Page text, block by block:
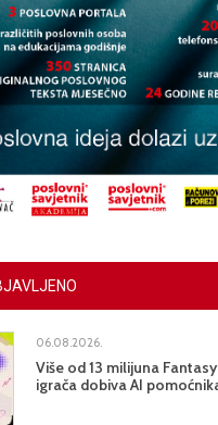
06.08.2026.
Više od 13 milijuna
igrača dobiva AI